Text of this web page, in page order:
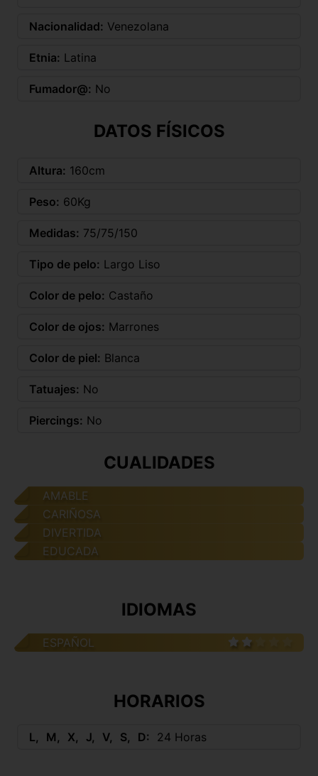
Nacionalidad: Venezolana
Etnia: Latina
Fumador@: No
DATOS FÍSICOS
Altura: 160cm
Peso: 60Kg
Medidas: 75/75/150
Tipo de pelo: Largo Liso
Color de pelo: Castaño
Color de ojos: Marrones
Color de piel: Blanca
Tatuajes: No
Piercings: No
CUALIDADES
AMABLE
CARIÑOSA
DIVERTIDA
EDUCADA
IDIOMAS
ESPAÑOL
HORARIOS
L M X J V S D 24 Horas